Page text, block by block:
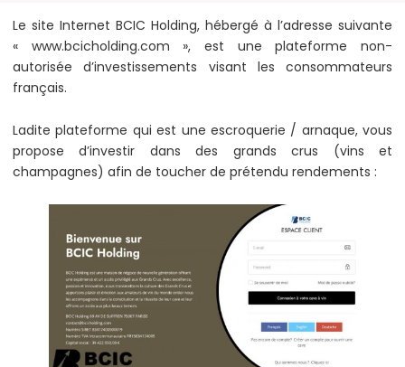
Le site Internet BCIC Holding, hébergé à l’adresse suivante
« www.bcicholding.com », est une plateforme non-
autorisée d’investissements visant les consommateurs
français.
Ladite plateforme qui est une escroquerie / arnaque, vous
propose d’investir dans des grands crus (vins et
champagnes) afin de toucher de prétendu rendements :